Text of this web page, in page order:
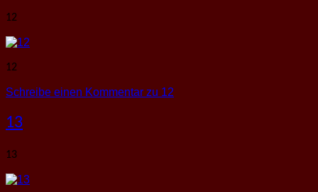
12
12
Schreibe einen Kommentar zu 12
13
13